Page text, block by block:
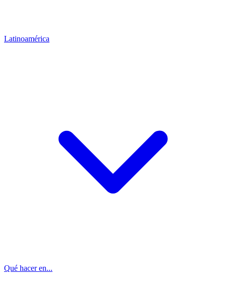
Latinoamérica
Qué hacer en...